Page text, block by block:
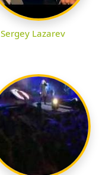
Sergey Lazarev